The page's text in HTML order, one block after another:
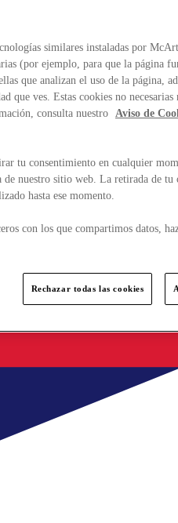
similares instaladas por
(por ejemplo, para que la página
que analizan el uso de la página,
que ves. Estas cookies no necesarias
consulta nuestro Aviso de
tu consentimiento en cualquier
de nuestro sitio web. La retirada de tu
hasta ese momento.
con los que compartimos datos,
Rechazar todas las cookies